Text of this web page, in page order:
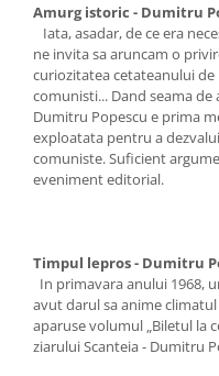
Amurg istoric - Dumitru
Iata, asadar, de ce era
ne invita sa aruncam o
curiozitatea cetateanului
comunisti... Dand seama
Dumitru Popescu e prima
exploatata pentru a
comuniste. Suficient
eveniment editorial.
Timpul lepros - Dumitru
In primavara anului 1968,
avut darul sa anime
aparuse volumul „Biletul la
ziarului Scanteia - Dumitru